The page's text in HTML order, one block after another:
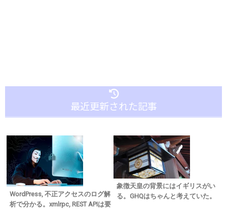
最近更新された記事
WordPress, 不正アクセスのログ解
析で分かる。xmlrpc, REST APIは要
象徴天皇の背景にはイギリスがい
る。GHQはちゃんと考えていた。